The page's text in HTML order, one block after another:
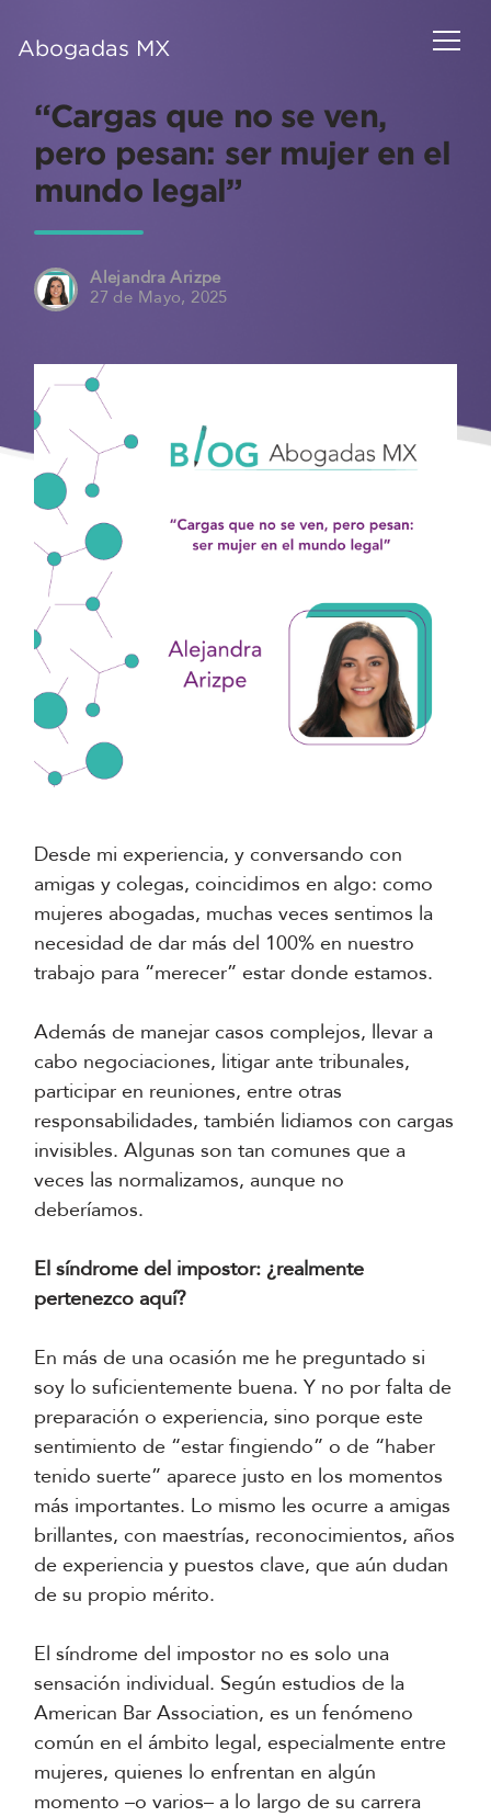
Abogadas MX
“Cargas que no se ven,
pero pesan: ser mujer en el
mundo legal”
Alejandra Arizpe
27 de Mayo, 2025
Desde mi experiencia, y conversando con
amigas y colegas, coincidimos en algo: como
mujeres abogadas, muchas veces sentimos la
necesidad de dar más del 100% en nuestro
trabajo para “merecer” estar donde estamos.
Además de manejar casos complejos, llevar a
cabo negociaciones, litigar ante tribunales,
participar en reuniones, entre otras
responsabilidades, también lidiamos con cargas
invisibles. Algunas son tan comunes que a
veces las normalizamos, aunque no
deberíamos.
El síndrome del impostor: ¿realmente
pertenezco aquí?
En más de una ocasión me he preguntado si
soy lo suficientemente buena. Y no por falta de
preparación o experiencia, sino porque este
sentimiento de “estar fingiendo” o de “haber
tenido suerte” aparece justo en los momentos
más importantes. Lo mismo les ocurre a amigas
brillantes, con maestrías, reconocimientos, años
de experiencia y puestos clave, que aún dudan
de su propio mérito.
El síndrome del impostor no es solo una
sensación individual. Según estudios de la
American Bar Association, es un fenómeno
común en el ámbito legal, especialmente entre
mujeres, quienes lo enfrentan en algún
momento –o varios– a lo largo de su carrera